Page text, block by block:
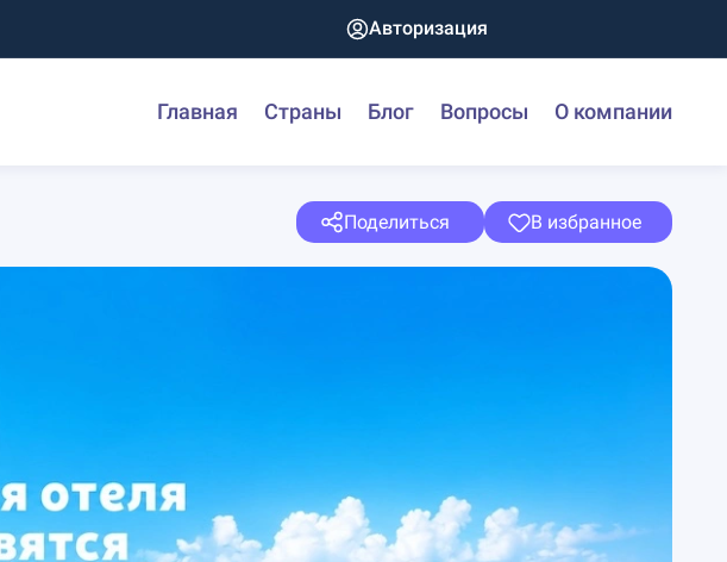
Авторизация
Главная Страны Блог Вопросы О компании
Поделиться В избранное